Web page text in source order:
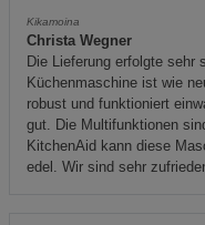
Kikamoina
Christa Wegner
Die Lieferung erfolgte sehr
Küchenmaschine ist wie
robust und funktioniert
gut. Die Multifunktionen
KitchenAid kann diese
edel. Wir sind sehr